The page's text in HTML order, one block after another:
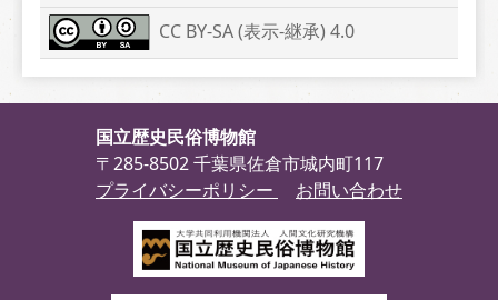
CC BY-SA (表示-継承) 4.0
国立歴史民俗博物館
〒285-8502 千葉県佐倉市城内町117
プライバシーポリシー
お問い合わせ